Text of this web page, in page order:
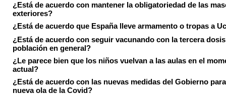
¿Está de acuerdo con mantener la obligatoriedad de las
exteriores?
¿Está de acuerdo que España lleve armamento o tropas a
¿Está de acuerdo con seguir vacunando con la tercera
población en general?
¿Le parece bien que los niños vuelvan a las aulas en el
actual?
¿Está de acuerdo con las nuevas medidas del Gobierno
nueva ola de la Covid?